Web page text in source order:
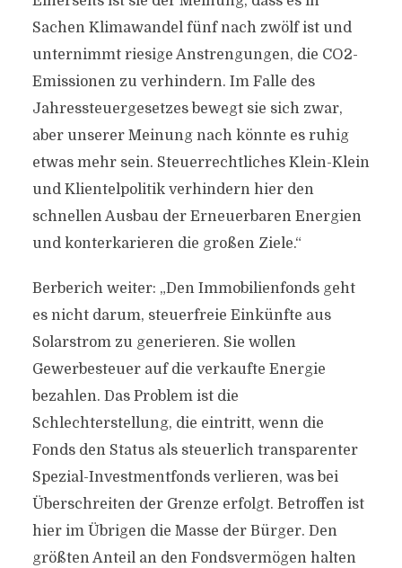
Sachen Klimawandel fünf nach zwölf ist und
unternimmt riesige Anstrengungen, die CO2-
Emissionen zu verhindern. Im Falle des
Jahressteuergesetzes bewegt sie sich zwar,
aber unserer Meinung nach könnte es ruhig
etwas mehr sein. Steuerrechtliches Klein-Klein
und Klientelpolitik verhindern hier den
schnellen Ausbau der Erneuerbaren Energien
und konterkarieren die großen Ziele.“
Berberich weiter: „Den Immobilienfonds geht
es nicht darum, steuerfreie Einkünfte aus
Solarstrom zu generieren. Sie wollen
Gewerbesteuer auf die verkaufte Energie
bezahlen. Das Problem ist die
Schlechterstellung, die eintritt, wenn die
Fonds den Status als steuerlich transparenter
Spezial-Investmentfonds verlieren, was bei
Überschreiten der Grenze erfolgt. Betroffen ist
hier im Übrigen die Masse der Bürger. Den
größten Anteil an den Fondsvermögen halten